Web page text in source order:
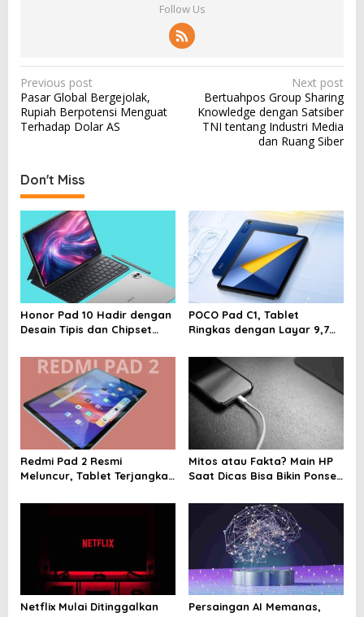
Follow Us
P
o
s
n
a
v
i
g
a
t
i
o
Previous post
Pasar Global Bergejolak,
Rupiah Berpotensi Menguat
Terhadap Dolar AS
Next post
Bertuahpos Group Sharing
Knowledge dengan Satsiber
TNI tentang Industri Media
dan Ruang Siber
Don't Miss
Honor Pad 10 Hadir dengan
Desain Tipis dan Chipset
POCO Pad C1, Tablet
Ringkas dengan Layar 9,7
Redmi Pad 2 Resmi
Meluncur, Tablet Terjangkau
Performa Kencang
Mitos atau Fakta? Main HP
Saat Dicas Bisa Bikin Ponsel
Netflix Mulai Ditinggalkan
Persaingan AI Memanas,